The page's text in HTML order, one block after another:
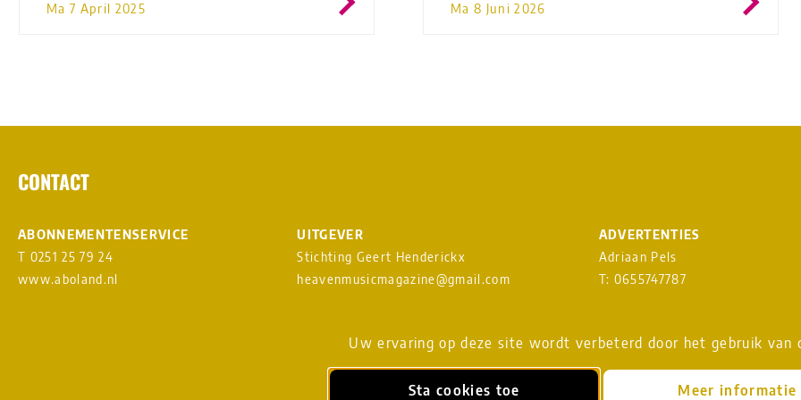
Uw ervaring op deze site wordt verbeterd door het gebruik van
Sta cookies toe Meer informatie
Ma 7 April 2025 Ma 8 Juni 2026
CONTACT
ABONNEMENTENSERVICE
T 0251 25 79 24
www.aboland.nl
UITGEVER
Stichting Geert Henderickx
heavenmusicmagazine@gmail.com
ADVERTENTIES
Adriaan Pels
T: 0655747787
DownloadMEDIAKAART